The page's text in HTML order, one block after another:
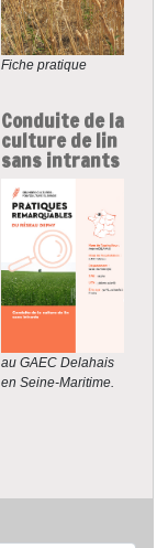
Fiche pratique
Conduite de la
culture de lin
sans intrants
au GAEC Delahais
en Seine-Maritime.